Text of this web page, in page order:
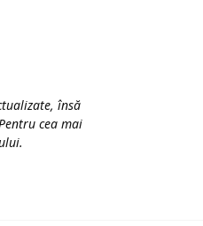
însă
cea mai